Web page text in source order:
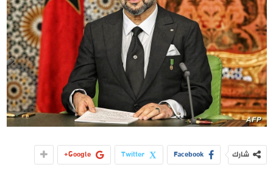
شارك Facebook
Twitter
Google+